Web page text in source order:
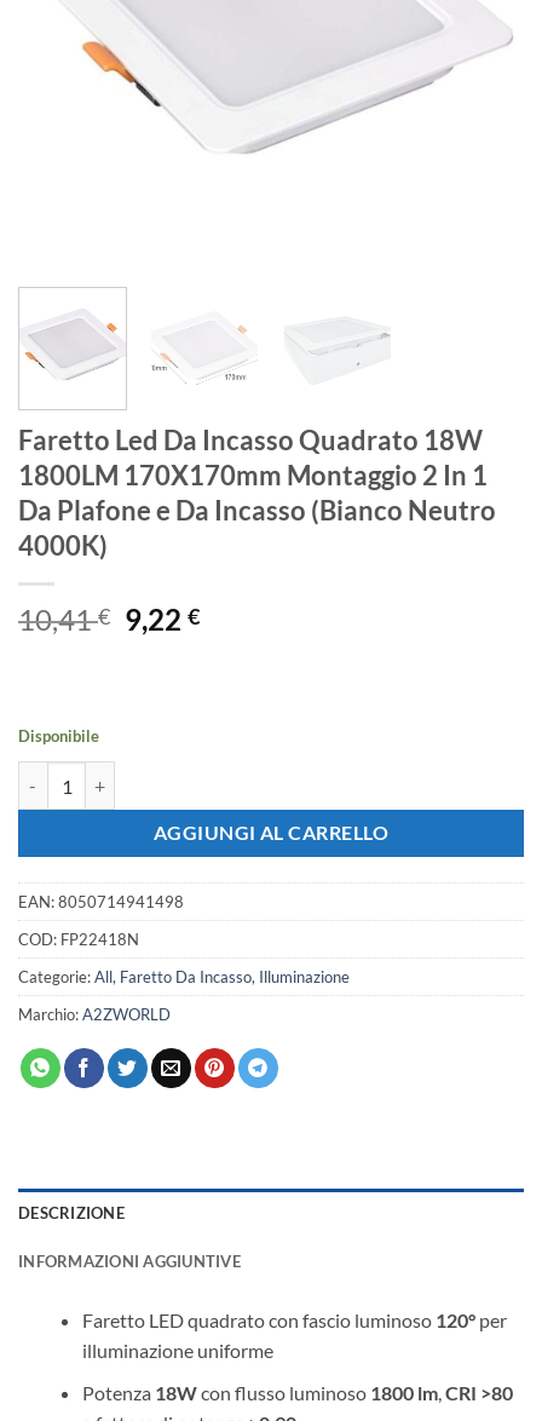
Faretto Led Da Incasso Quadrato 18W
1800LM 170X170mm Montaggio 2 In 1
Da Plafone e Da Incasso (Bianco Neutro
4000K)
10,41€ Il
prezzo
9,22€Il
Disponibile
AGGIUNGI AL CARRELLO
EAN:8050714941498
COD: FP22418N
Categorie:All, Faretto Da Incasso, Illuminazione
Marchio:A2ZWORLD
DESCRIZIONE
INFORMAZIONI AGGIUNTIVE
Faretto LED quadrato con fascio luminoso 120°per
illuminazione uniforme
Potenza 18Wcon flusso luminoso 1800 lm, CRI >80